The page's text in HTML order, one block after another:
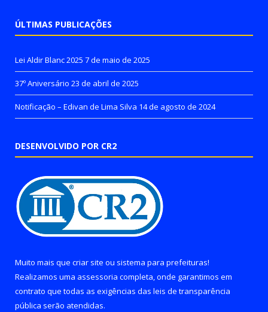
ÚLTIMAS PUBLICAÇÕES
Lei Aldir Blanc 2025 7 de maio de 2025
37º Aniversário 23 de abril de 2025
Notificação – Edivan de Lima Silva 14 de agosto de 2024
DESENVOLVIDO POR CR2
Muito mais que criar site ou sistema para prefeituras!
Realizamos uma assessoria completa, onde garantimos em
contrato que todas as exigências das leis de transparência
pública serão atendidas.